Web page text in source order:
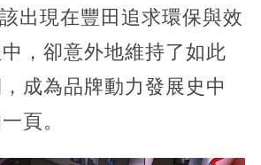
出現在豐田追求環保與效
，卻意外地維持了如此
成為品牌動力發展史中
頁。